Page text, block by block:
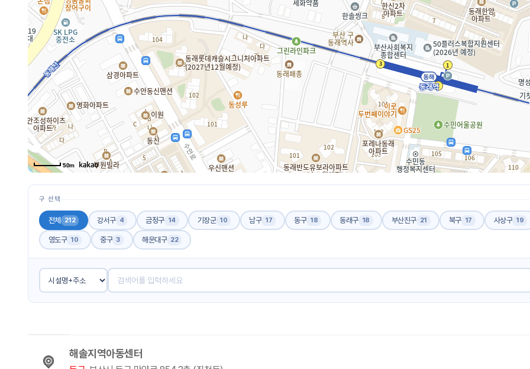
50m
구 선택
전체 212 강서구 4 금정구 14 기장군 10 남구 17 동구 18 동래구 18 부산진구 21 북구 17 사상구 19
영도구 10 중구 3 해운대구 22
해솔지역아동센터